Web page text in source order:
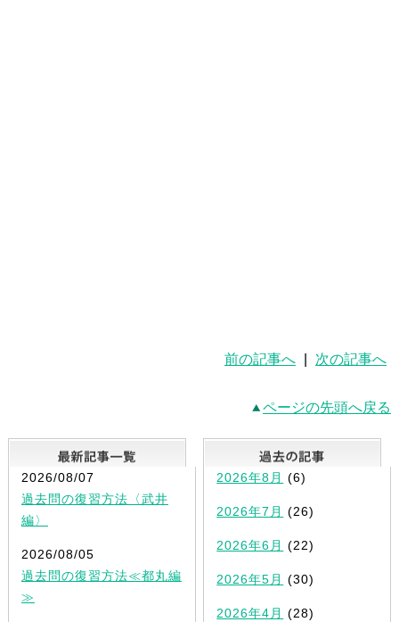
前の記事へ 次の記事へ
ページの先頭へ戻る
最新記事一覧
2026/08/07
過去問の復習方法〈武井
編〉
2026/08/05
過去問の復習方法≪都丸編
≫
2026年8月 (6)
2026年7月 (26)
2026年6月 (22)
2026年5月 (30)
2026年4月 (28)